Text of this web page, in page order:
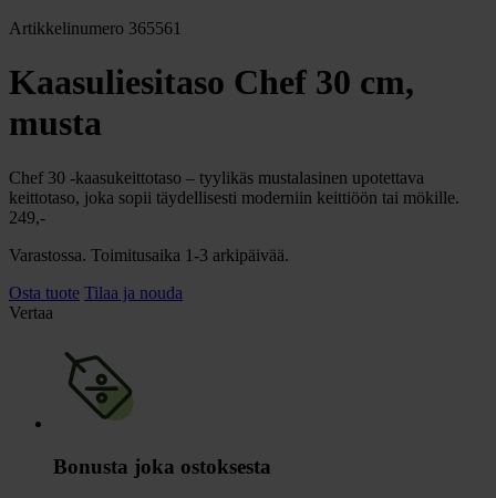
Artikkelinumero 365561
Kaasuliesitaso Chef 30 cm,
musta
Chef 30 -kaasukeittotaso – tyylikäs mustalasinen upotettava
keittotaso, joka sopii täydellisesti moderniin keittiöön tai mökille.
249,-
Varastossa. Toimitusaika 1-3 arkipäivää.
Osta tuote Tilaa ja nouda
Vertaa
Bonusta joka ostoksesta